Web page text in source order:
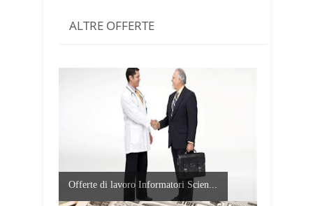
ALTRE OFFERTE
Offerte di lavoro Informatori Scien...